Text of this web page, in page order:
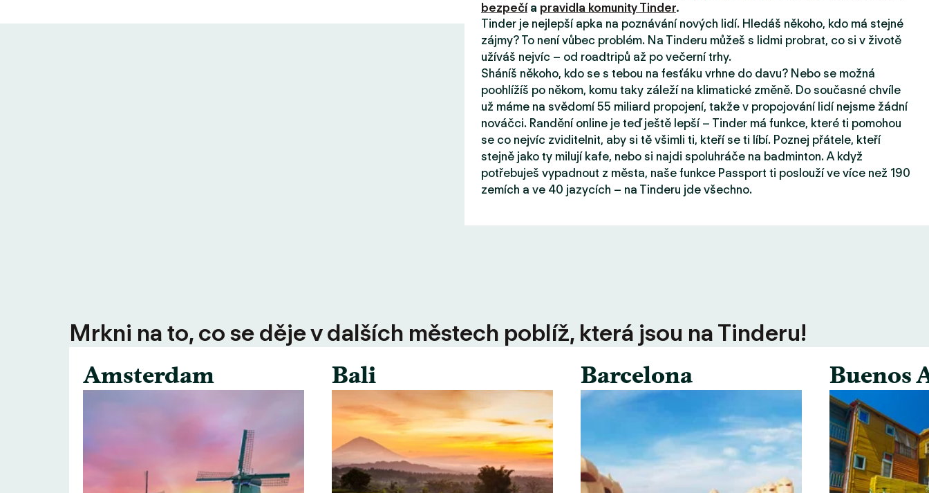
bezpečía pravidla komunity Tinder.
Tinder je nejlepší apka na poznávání nových lidí. Hledáš někoho, kdo má stejné
zájmy? To není vůbec problém. Na Tinderu můžeš s lidmi probrat, co si v životě
užíváš nejvíc – od roadtripů až po večerní trhy.
Sháníš někoho, kdo se s tebou na fesťáku vrhne do davu? Nebo se možná
poohlížíš po někom, komu taky záleží na klimatické změně. Do současné chvíle
už máme na svědomí 55 miliard propojení, takže v propojování lidí nejsme žádní
nováčci. Randění online je teď ještě lepší – Tinder má funkce, které ti pomohou
se co nejvíc zviditelnit, aby si tě všimli ti, kteří se ti líbí. Poznej přátele, kteří
stejně jako ty milují kafe, nebo si najdi spoluhráče na badminton. A když
potřebuješ vypadnout z města, naše funkce Passport ti poslouží ve více než 190
zemích a ve 40 jazycích – na Tinderu jde všechno.
Mrkni na to, co se děje v dalších městech poblíž, která jsou na Tinderu!
Amsterdam
Bali Barcelona Buenos